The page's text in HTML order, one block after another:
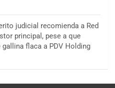
judicial recomienda a Red
principal, pese a que
flaca a PDV Holding